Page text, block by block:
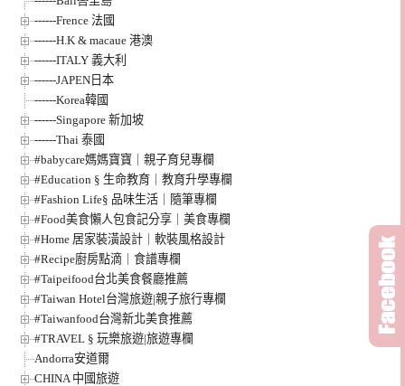
------Frence 法國
------H.K & macaue 港澳
------ITALY 義大利
------JAPEN日本
------Korea韓國
------Singapore 新加坡
------Thai 泰國
#babycare媽媽寶寶｜親子育兒專欄
#Education § 生命教育｜教育升學專欄
#Fashion Life§ 品味生活｜隨筆專欄
#Food美食懶人包食記分享｜美食專欄
#Home 居家裝潢設計｜軟裝風格設計
#Recipe廚房點滴｜食譜專欄
#Taipeifood台北美食餐廳推薦
#Taiwan Hotel台灣旅遊|親子旅行專欄
#Taiwanfood台灣新北美食推薦
#TRAVEL § 玩樂旅遊|旅遊專欄
Andorra安道爾
CHINA 中國旅遊